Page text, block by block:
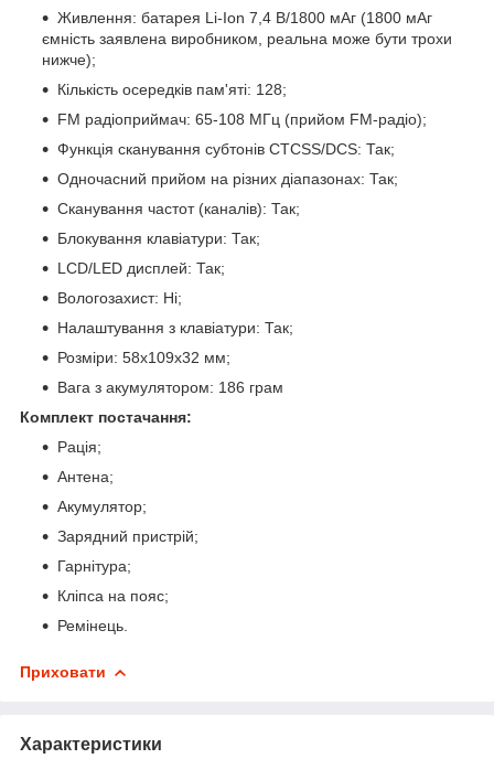
Живлення: батарея Li-Ion 7,4 В/1800 мАг (1800 мАг
ємність заявлена ​​виробником, реальна може бути трохи
нижче);
Кількість осередків пам'яті: 128;
FM радіоприймач: 65-108 МГц (прийом FM-радіо);
Функція сканування субтонів CTCSS/DCS: Так;
Одночасний прийом на різних діапазонах: Так;
Сканування частот (каналів): Так;
Блокування клавіатури: Так;
LCD/LED дисплей: Так;
Вологозахист: Ні;
Налаштування з клавіатури: Так;
Розміри: 58х109х32 мм;
Вага з акумулятором: 186 грам
Комплект постачання:
Рація;
Антена;
Акумулятор;
Зарядний пристрій;
Гарнітура;
Кліпса на пояс;
Ремінець.
Приховати
Характеристики